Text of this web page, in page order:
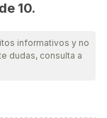
10.
informativos y no
dudas, consulta a